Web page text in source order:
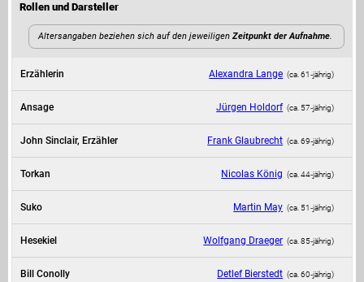
Rollen und Darsteller
Altersangaben beziehen sich auf den jeweiligenZeitpunkt der Aufnahme.
Erzählerin Alexandra Lange (ca. 61‑jährig)
Ansage Jürgen Holdorf (ca. 57‑jährig)
John Sinclair, Erzähler Frank Glaubrecht (ca. 69‑jährig)
Torkan Nicolas König (ca. 44‑jährig)
Suko Martin May (ca. 51‑jährig)
Hesekiel Wolfgang Draeger (ca. 85‑jährig)
Bill Conolly Detlef Bierstedt (ca. 60‑jährig)